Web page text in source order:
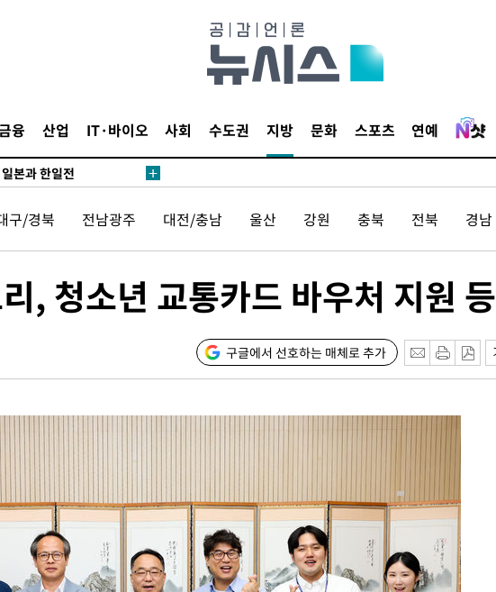
융 산업 IT·바이오 사회 수도권 지방 문화 스포츠 연예
닥 1.3%↑
감정가 1.3억원
본과 한일전
무더위, 열대야 계속[다음
쇄신의 기회로 삼겠다"
㎜ 비
담벼락 붕괴
감정가 1.3억원
본과 한일전
망·1명 실종
무더위, 열대야 계속[다음
쇄신의 기회로 삼겠다"
"실망과 걱정 안겨드려 죄
150㎜ 비
닥 1.3%↑
구/경북 전남광주 대전/충남 울산 강원 충북 전북 경남
, 청소년 교통카드 바우처 지원 등
구글에서 선호하는 매체로 추가